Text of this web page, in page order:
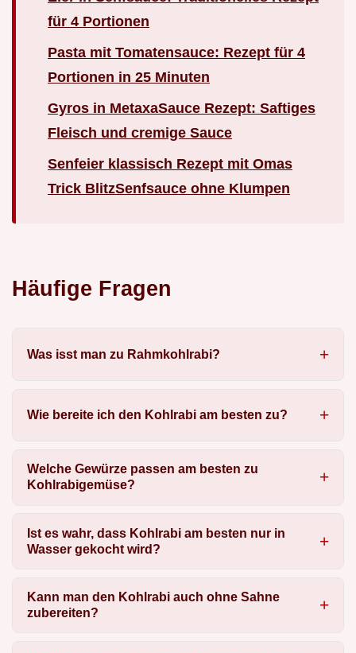
für 4 Portionen
Pasta mit Tomatensauce: Rezept für 4
Portionen in 25 Minuten
Gyros in MetaxaSauce Rezept: Saftiges
Fleisch und cremige Sauce
Senfeier klassisch Rezept mit Omas
Trick BlitzSenfsauce ohne Klumpen
Häufige Fragen
Was isst man zu Rahmkohlrabi?
Wie bereite ich den Kohlrabi am besten zu?
Welche Gewürze passen am besten zu
Kohlrabigemüse?
Ist es wahr, dass Kohlrabi am besten nur in
Wasser gekocht wird?
Kann man den Kohlrabi auch ohne Sahne
zubereiten?